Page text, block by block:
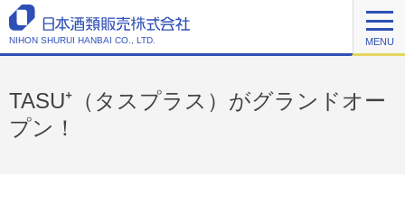
NIHON SHURUI HANBAI CO., LTD. MENU
TASU⁺（タスプラス）がグランドオー
プン！